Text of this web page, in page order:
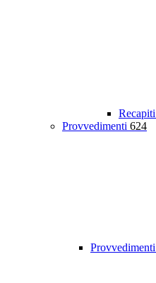
Provvedimenti 624